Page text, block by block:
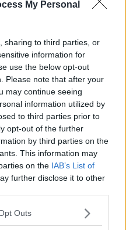
My Personal
sharing to third parties, or
information for
use the below opt-out
Please note that after your
may continue seeing
information utilized by
to third parties prior to
opt-out of the further
by third parties on the
This information may
on the IAB’s List of
further disclose it to other
uses one or more Google
Outs
• SPAGNOLO
ITALIANO